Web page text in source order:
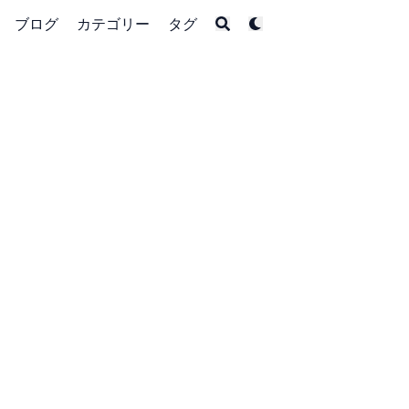
ブログ カテゴリー タグ